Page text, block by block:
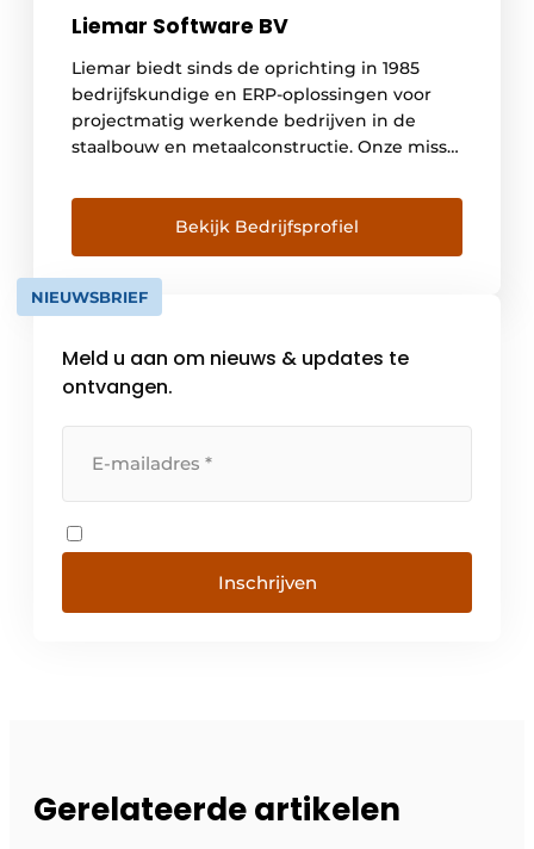
Liemar Software BV
Liemar biedt sinds de oprichting in 1985
bedrijfskundige en ERP-oplossingen voor
projectmatig werkende bedrijven in de
staalbouw en metaalconstructie. Onze missie
te optimaliseren en samen meer inzicht te
creëren. Dat leidt tot meer rust en
rendement, zowel bij de ondernemer als bij
werknemers. Met het ‘Nieuwe Rendement
[…]
Bekijk Bedrijfsprofiel
NIEUWSBRIEF
Meld u aan om nieuws & updates te
ontvangen.
Inschrijven
Gerelateerde artikelen